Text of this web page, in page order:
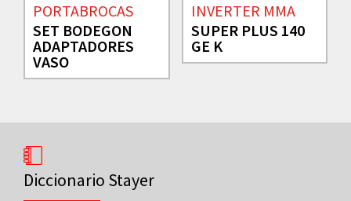
PORTABROCAS
SET BODEGON
ADAPTADORES
VASO
INVERTER MMA
SUPER PLUS 140
GE K
Diccionario Stayer